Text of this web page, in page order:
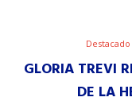
Destacado
GLORIA TREVI
DE LA